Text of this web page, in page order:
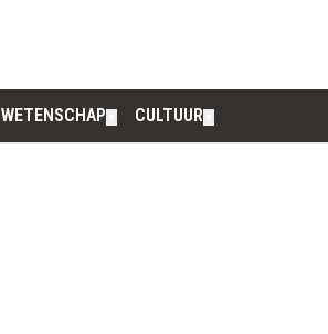
WETENSCHAP CULTUUR